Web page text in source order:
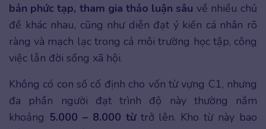
bản phức tạp, tham gia thảo luận sâu về nhiều chủ
đề khác nhau, cũng như diễn đạt ý kiến cá nhân rõ
ràng và mạch lạc trong cả môi trường học tập, công
việc lẫn đời sống xã hội.
Không có con số cố định cho vốn từ vựng C1, nhưng
đa phần người đạt trình độ này thường nắm
khoảng 5.000 – 8.000 từtrở lên. Kho từ này bao